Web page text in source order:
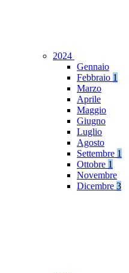
2024
Gennaio
Febbraio 1
Marzo
Aprile
Maggio
Giugno
Luglio
Agosto
Settembre 1
Ottobre 1
Novembre
Dicembre 3